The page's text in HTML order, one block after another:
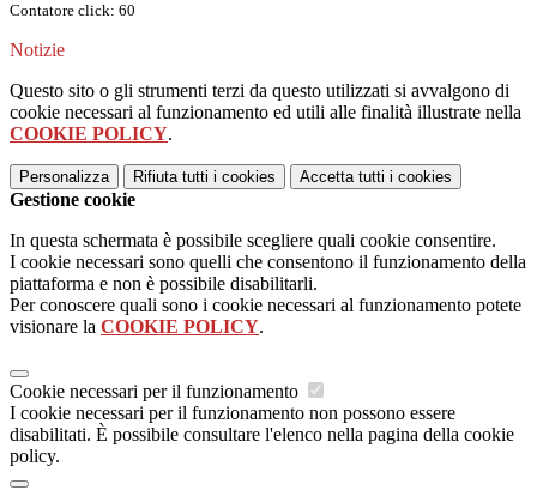
Contatore click: 60
Notizie
Questo sito o gli strumenti terzi da questo utilizzati si avvalgono di
cookie necessari al funzionamento ed utili alle finalità illustrate nella
COOKIE POLICY.
Personalizza Rifiuta tutti i cookies Accetta tutti i cookies
Gestione cookie
In questa schermata è possibile scegliere quali cookie consentire.
I cookie necessari sono quelli che consentono il funzionamento della
piattaforma e non è possibile disabilitarli.
Per conoscere quali sono i cookie necessari al funzionamento potete
visionare la COOKIE POLICY.
Cookie necessari per il funzionamento
I cookie necessari per il funzionamento non possono essere
disabilitati. È possibile consultare l'elenco nella pagina della cookie
policy.